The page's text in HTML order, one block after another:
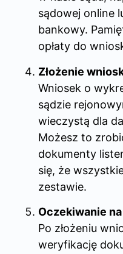
sądowej online
bankowy.
opłaty do
Złożenie
Wniosek o
sądzie
wieczystą dla
Możesz to
dokumenty
się, że
zestawie.
Oczekiwanie
Po złożeniu
weryfikację